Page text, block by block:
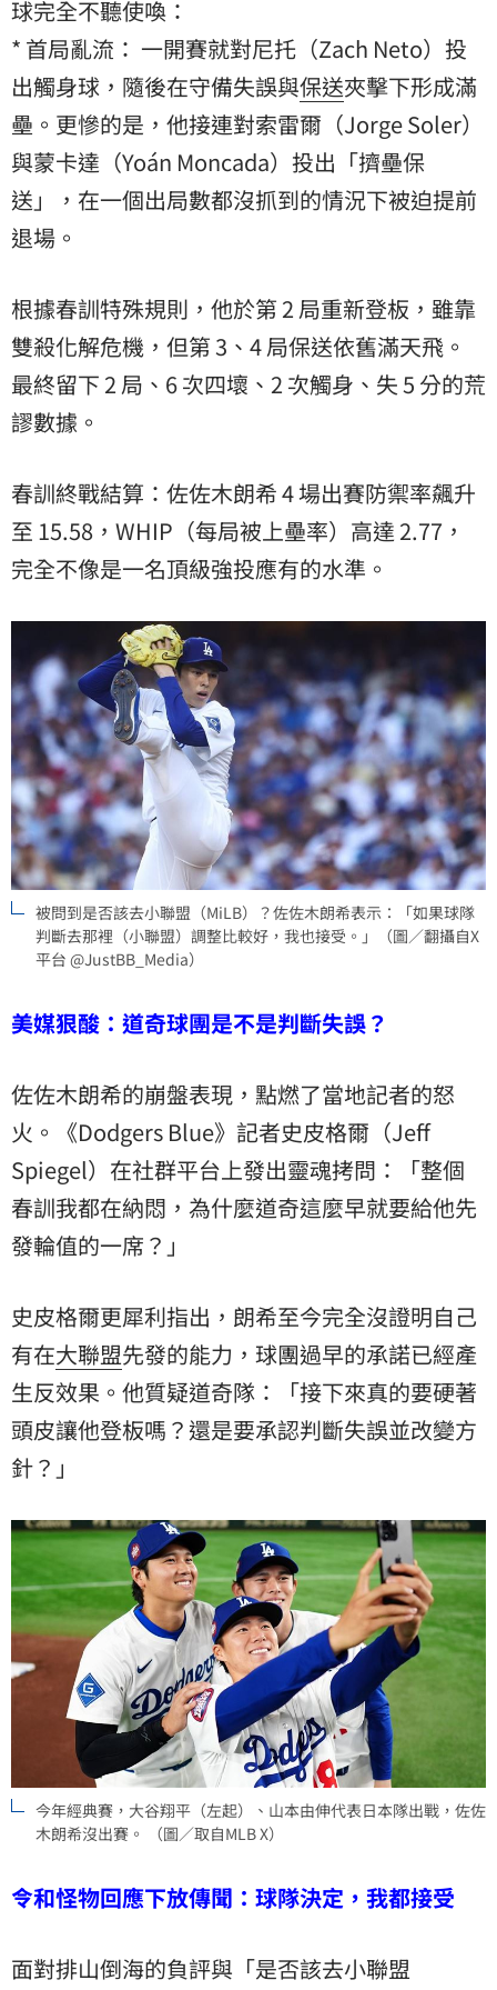
球完全不聽使喚：
* 首局亂流： 一開賽就對尼托（Zach Neto）投
出觸身球，隨後在守備失誤與保送夾擊下形成滿
壘。更慘的是，他接連對索雷爾（Jorge Soler）
與蒙卡達（Yoán Moncada）投出「擠壘保
送」，在一個出局數都沒抓到的情況下被迫提前
退場。
根據春訓特殊規則，他於第 2 局重新登板，雖靠
雙殺化解危機，但第 3、4 局保送依舊滿天飛。
最終留下 2 局、6 次四壞、2 次觸身、失 5 分的荒
謬數據。
春訓終戰結算：佐佐木朗希 4 場出賽防禦率飆升
至 15.58，WHIP（每局被上壘率）高達 2.77，
完全不像是一名頂級強投應有的水準。
被問到是否該去小聯盟（MiLB）？佐佐木朗希表示：「如果球隊
判斷去那裡（小聯盟）調整比較好，我也接受。」（圖／翻攝自X
平台 @JustBB_Media）
美媒狠酸：道奇球團是不是判斷失誤？
佐佐木朗希的崩盤表現，點燃了當地記者的怒
火。《Dodgers Blue》記者史皮格爾（Jeff
Spiegel）在社群平台上發出靈魂拷問：「整個
春訓我都在納悶，為什麼道奇這麼早就要給他先
發輪值的一席？」
史皮格爾更犀利指出，朗希至今完全沒證明自己
有在大聯盟先發的能力，球團過早的承諾已經產
生反效果。他質疑道奇隊：「接下來真的要硬著
頭皮讓他登板嗎？還是要承認判斷失誤並改變方
針？」
今年經典賽，大谷翔平（左起）、山本由伸代表日本隊出戰，佐佐
木朗希沒出賽。 （圖／取自MLB X）
令和怪物回應下放傳聞：球隊決定，我都接受
面對排山倒海的負評與「是否該去小聯盟